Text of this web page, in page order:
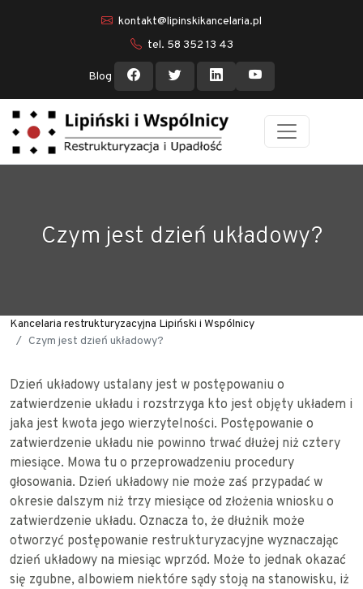
kontakt@lipinskikancelaria.pl
tel. 58 352 13 43
Blog
Czym jest dzień układowy?
Kancelaria restrukturyzacyjna Lipiński i Wspólnicy
Czym jest dzień układowy?
Dzień układowy ustalany jest w postępowaniu o
zatwierdzenie układu i rozstrzyga kto jest objęty układem i
jaka jest kwota jego wierzytelności. Postępowanie o
zatwierdzenie układu nie powinno trwać dłużej niż cztery
miesiące. Mowa tu o przeprowadzeniu procedury
głosowania. Dzień układowy nie może zaś przypadać w
okresie dalszym niż trzy miesiące od złożenia wniosku o
zatwierdzenie układu. Oznacza to, że dłużnik może
otworzyć postępowanie restrukturyzacyjne wyznaczając
dzień układowy na miesiąc wprzód. Może to jednak okazać
się zgubne, albowiem niektóre sądy stoją na stanowisku, iż